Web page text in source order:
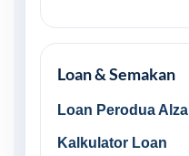
Loan & Semakan
Loan Perodua Alza
Kalkulator Loan